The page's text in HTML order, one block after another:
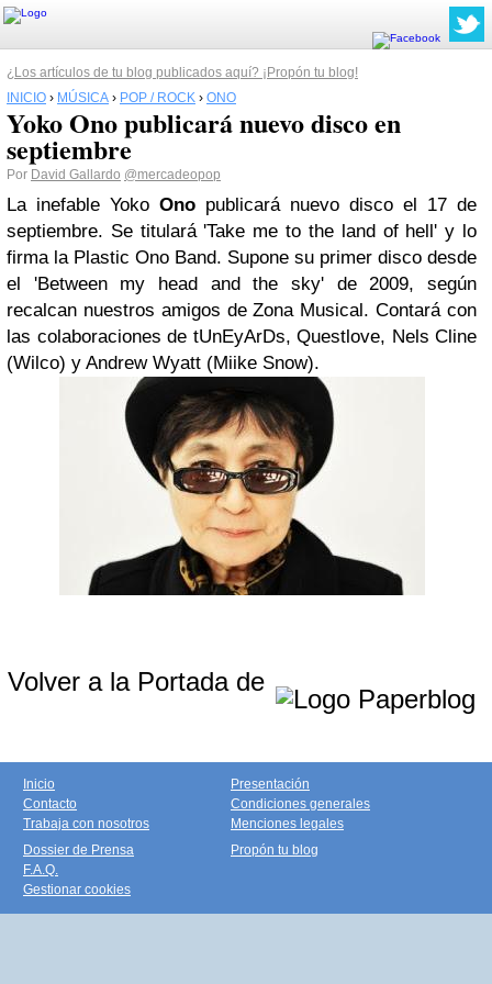
¿Los artículos de tu blog publicados aquí? ¡Propón tu blog!
INICIO › MÚSICA › POP / ROCK › ONO
Yoko Ono publicará nuevo disco en
septiembre
Por David Gallardo @mercadeopop
La inefable Yoko Ono publicará nuevo disco el 17 de
septiembre. Se titulará 'Take me to the land of hell' y lo
firma la Plastic Ono Band. Supone su primer disco desde
el 'Between my head and the sky' de 2009, según
recalcan nuestros amigos de Zona Musical. Contará con
las colaboraciones de tUnEyArDs, Questlove, Nels Cline
(Wilco) y Andrew Wyatt (Miike Snow).
Volver a la Portada de
Inicio
Contacto
Trabaja con nosotros
Presentación
Condiciones generales
Menciones legales
Dossier de Prensa
F.A.Q.
Gestionar cookies
Propón tu blog